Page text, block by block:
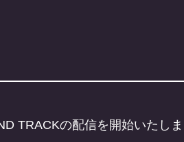
TRACKの配信を開始いたし